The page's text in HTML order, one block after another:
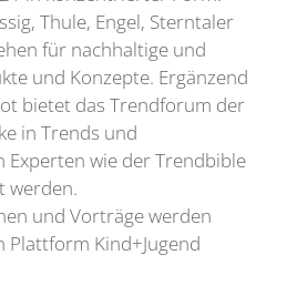
Thule, Engel, Sterntaler
für nachhaltige und
und Konzepte. Ergänzend
bietet das Trendforum der
in Trends und
Experten wie der Trendbible
werden.
und Vorträge werden
Plattform Kind+Jugend